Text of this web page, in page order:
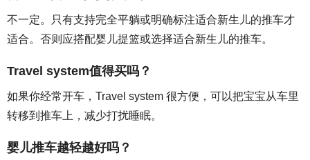
不一定。只有支持完全平躺或明确标注适合新生儿的推车才
适合。否则应搭配婴儿提篮或选择适合新生儿的推车。
Travel system值得买吗？
如果你经常开车，Travel system 很方便，可以把宝宝从车里
转移到推车上，减少打扰睡眠。
婴儿推车越轻越好吗？